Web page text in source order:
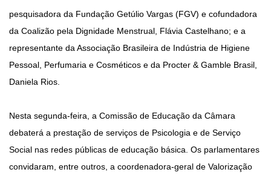
pesquisadora da Fundação Getúlio Vargas (FGV) e cofundadora
da Coalizão pela Dignidade Menstrual, Flávia Castelhano; e a
representante da Associação Brasileira de Indústria de Higiene
Pessoal, Perfumaria e Cosméticos e da Procter & Gamble Brasil,
Daniela Rios.
Nesta segunda-feira, a Comissão de Educação da Câmara
debaterá a prestação de serviços de Psicologia e de Serviço
Social nas redes públicas de educação básica. Os parlamentares
convidaram, entre outros, a coordenadora-geral de Valorização